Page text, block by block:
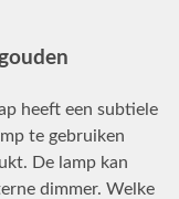
heeft een subtiele
te gebruiken
De lamp kan
dimmer. Welke